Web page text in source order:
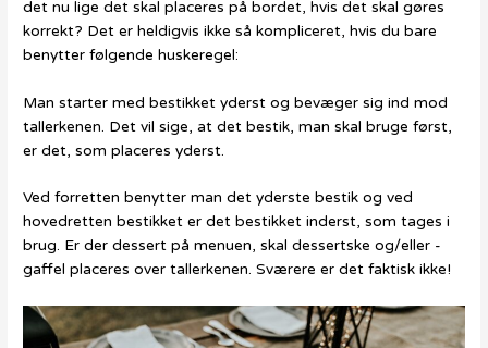
det nu lige det skal placeres på bordet, hvis det skal gøres
korrekt? Det er heldigvis ikke så kompliceret, hvis du bare
benytter følgende huskeregel:
Man starter med bestikket yderst og bevæger sig ind mod
tallerkenen. Det vil sige, at det bestik, man skal bruge først,
er det, som placeres yderst.
Ved forretten benytter man det yderste bestik og ved
hovedretten bestikket er det bestikket inderst, som tages i
brug. Er der dessert på menuen, skal dessertske og/eller -
gaffel placeres over tallerkenen. Sværere er det faktisk ikke!